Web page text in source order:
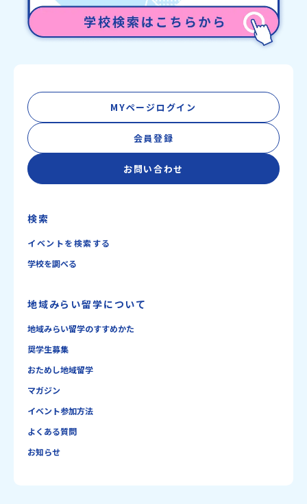
MYページログイン
会員登録
お問い合わせ
検索
イベントを検索する
学校を調べる
地域みらい留学について
地域みらい留学のすすめかた
奨学生募集
おためし地域留学
マガジン
イベント参加方法
よくある質問
お知らせ